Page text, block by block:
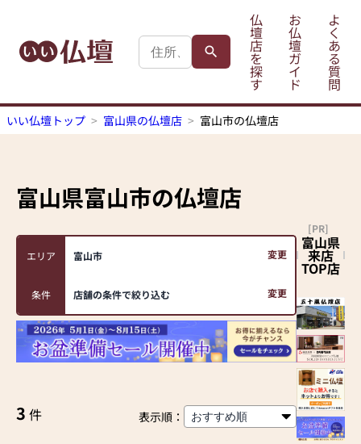
仏
壇
店
を
探
す
お
仏
壇
ガ
イ
ド
よ
く
あ
る
質
問
いい仏壇トップ 富山県の仏壇店 富山市の仏壇店
富山県富山市の仏壇店
エリア 富山市 変更
条件 店舗の条件で絞り込む 変更
3 件 表示順：
富山県
来店
TOP店
[PR]